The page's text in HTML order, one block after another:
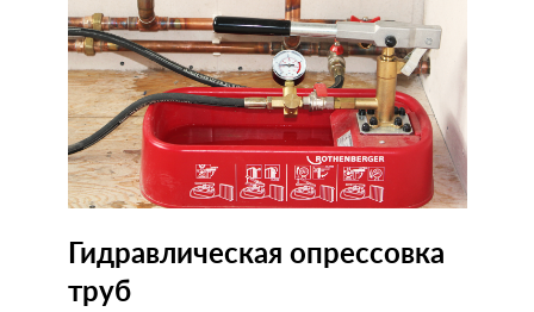
Гидравлическая опрессовка
труб